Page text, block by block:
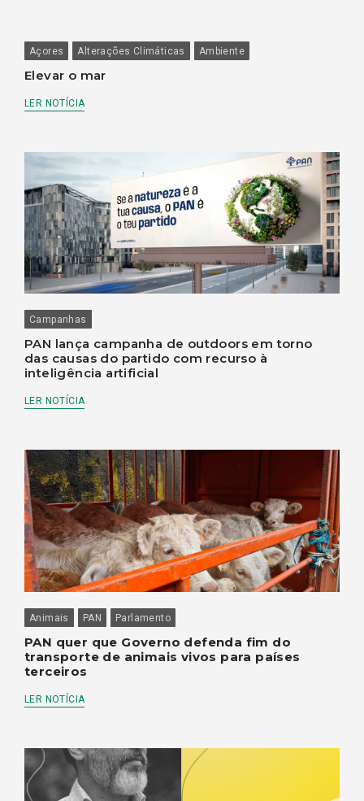
Açores Alterações Climáticas Ambiente
Elevar o mar
LER NOTÍCIA
Campanhas
PAN lança campanha de outdoors em torno
das causas do partido com recurso à
inteligência artificial
LER NOTÍCIA
Animais PAN Parlamento
PAN quer que Governo defenda fim do
transporte de animais vivos para países
terceiros
LER NOTÍCIA